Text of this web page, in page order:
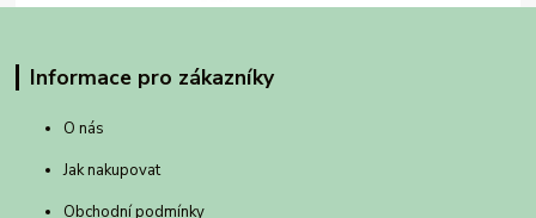
Informace pro zákazníky
O nás
Jak nakupovat
Obchodní podmínky